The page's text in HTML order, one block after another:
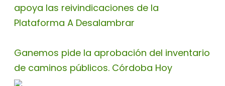
apoya las reivindicaciones de la
Plataforma A Desalambrar
Ganemos pide la aprobación del inventario
de caminos públicos. Córdoba Hoy